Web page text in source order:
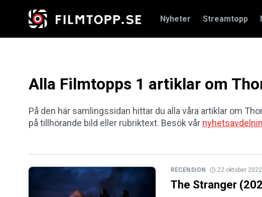
Nyheter Streamtopp
Alla Filmtopps 1 artiklar om
På den här samlingssidan hittar du alla våra artiklar om
på tillhörande bild eller rubriktext. Besök vår
RECENSION 22 oktober 2022
The Stranger